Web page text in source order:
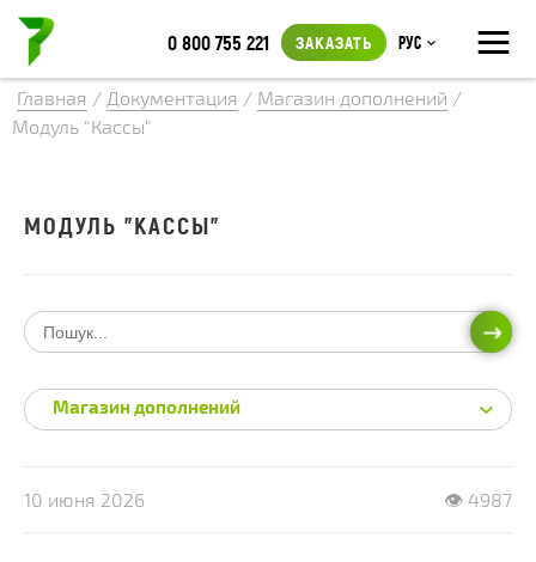
≡
0 800 755 221 ЗАКАЗАТЬ Рус
Главная / Документация / Магазин дополнений /
Модуль "Кассы"
10 июня 2026 👁 4987
МОДУЛЬ "КАССЫ"
Магазин дополнений